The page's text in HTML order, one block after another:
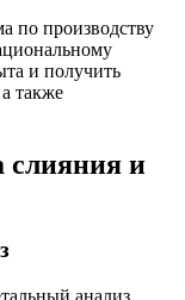
по производству
и получить
также
слияния и
анализ